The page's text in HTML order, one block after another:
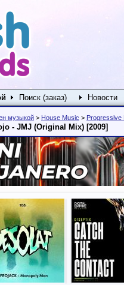
Поиск (заказ) Новости
музыкой > House Music > Progressive
- JMJ (Original Mix) [2009]